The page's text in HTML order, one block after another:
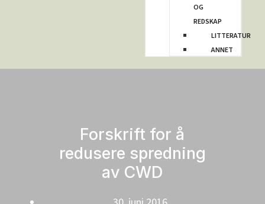
OG
REDSKAP
LITTERATUR
ANNET
Forskrift for å
redusere spredning
av CWD